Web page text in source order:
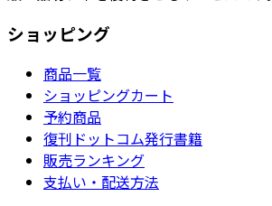
ショッピング
商品一覧
ショッピングカート
予約商品
復刊ドットコム発行書籍
販売ランキング
支払い・配送方法